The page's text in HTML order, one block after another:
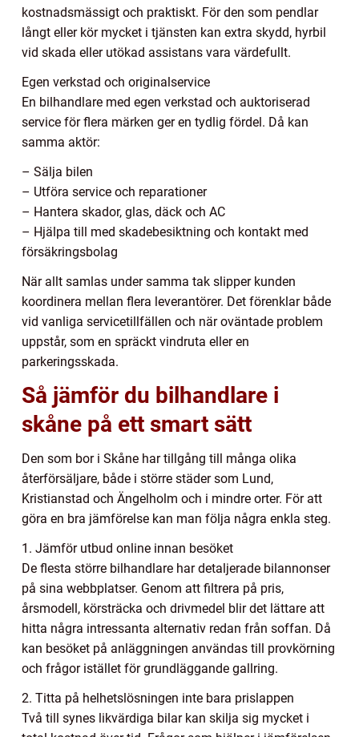
kostnadsmässigt och praktiskt. För den som pendlar
långt eller kör mycket i tjänsten kan extra skydd, hyrbil
vid skada eller utökad assistans vara värdefullt.
Egen verkstad och originalservice
En bilhandlare med egen verkstad och auktoriserad
service för flera märken ger en tydlig fördel. Då kan
samma aktör:
– Sälja bilen
– Utföra service och reparationer
– Hantera skador, glas, däck och AC
– Hjälpa till med skadebesiktning och kontakt med
försäkringsbolag
När allt samlas under samma tak slipper kunden
koordinera mellan flera leverantörer. Det förenklar både
vid vanliga servicetillfällen och när oväntade problem
uppstår, som en spräckt vindruta eller en
parkeringsskada.
Så jämför du bilhandlare i
skåne på ett smart sätt
Den som bor i Skåne har tillgång till många olika
återförsäljare, både i större städer som Lund,
Kristianstad och Ängelholm och i mindre orter. För att
göra en bra jämförelse kan man följa några enkla steg.
1. Jämför utbud online innan besöket
De flesta större bilhandlare har detaljerade bilannonser
på sina webbplatser. Genom att filtrera på pris,
årsmodell, körsträcka och drivmedel blir det lättare att
hitta några intressanta alternativ redan från soffan. Då
kan besöket på anläggningen användas till provkörning
och frågor istället för grundläggande gallring.
2. Titta på helhetslösningen inte bara prislappen
Två till synes likvärdiga bilar kan skilja sig mycket i